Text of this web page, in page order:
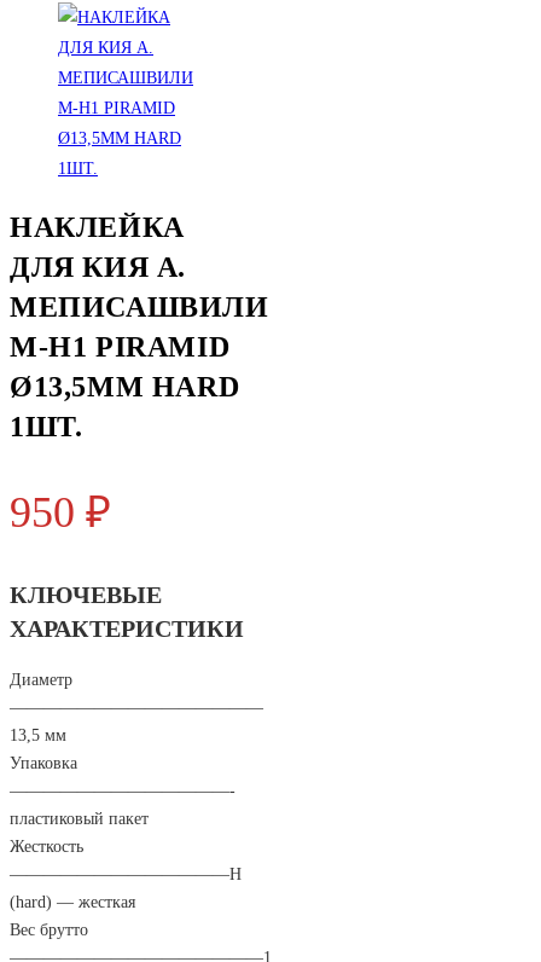
НАКЛЕЙКА
ДЛЯ КИЯ А.
МЕПИСАШВИЛИ
M-H1 PIRAMID
Ø13,5ММ HARD
1ШТ.
950 ₽
КЛЮЧЕВЫЕ
ХАРАКТЕРИСТИКИ
Диаметр
———————————————
13,5 мм
Упаковка
—————————————-
пластиковый пакет
Жесткость
—————————————H
(hard) — жесткая
Вес брутто
———————————————1